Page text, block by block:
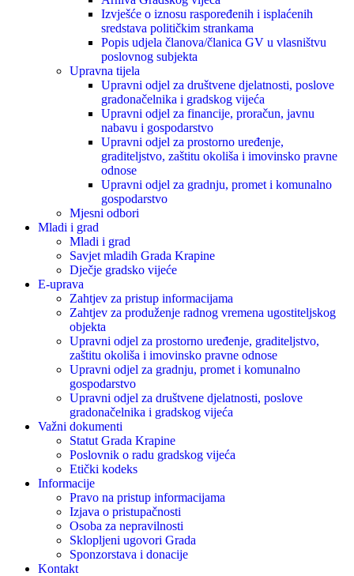
Izvješće o iznosu raspoređenih i isplaćenih
sredstava političkim strankama
Popis udjela članova/članica GV u vlasništvu
poslovnog subjekta
Upravna tijela
Upravni odjel za društvene djelatnosti, poslove
gradonačelnika i gradskog vijeća
Upravni odjel za financije, proračun, javnu
nabavu i gospodarstvo
Upravni odjel za prostorno uređenje,
graditeljstvo, zaštitu okoliša i imovinsko pravne
odnose
Upravni odjel za gradnju, promet i komunalno
gospodarstvo
Mjesni odbori
Mladi i grad
Mladi i grad
Savjet mladih Grada Krapine
Dječje gradsko vijeće
E-uprava
Zahtjev za pristup informacijama
Zahtjev za produženje radnog vremena ugostiteljskog
objekta
Upravni odjel za prostorno uređenje, graditeljstvo,
zaštitu okoliša i imovinsko pravne odnose
Upravni odjel za gradnju, promet i komunalno
gospodarstvo
Upravni odjel za društvene djelatnosti, poslove
gradonačelnika i gradskog vijeća
Važni dokumenti
Statut Grada Krapine
Poslovnik o radu gradskog vijeća
Etički kodeks
Informacije
Pravo na pristup informacijama
Izjava o pristupačnosti
Osoba za nepravilnosti
Sklopljeni ugovori Grada
Sponzorstava i donacije
Kontakt